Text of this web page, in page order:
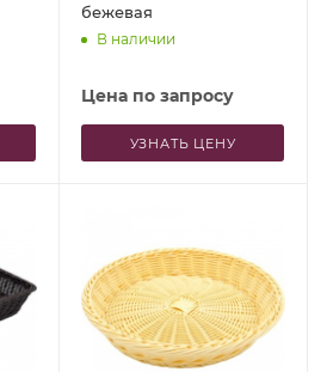
бежевая
В наличии
Цена по запросу
УЗНАТЬ ЦЕНУ